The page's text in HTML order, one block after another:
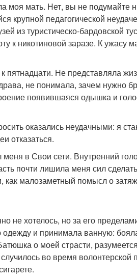
моя мать. Нет, вы не подумайте
крупной педагогической
из туристическо-бардовской
к никотиновой заразе. К
пятнадцати. Не представляла
не понимала, зачем нужно
появившаяся одышка и
оказались неудачными: я
отказаться.
в Свои сети. Внутренний
почти лишила меня сил
как малозаметный помысл о
не хотелось, но за его
и принимала ванную:
о моей страсти,
во время волонтерской